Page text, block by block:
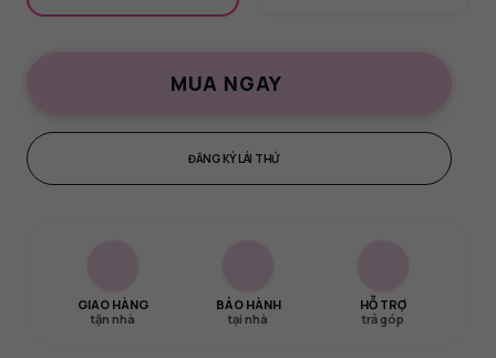
MUA NGAY
ĐĂNG KÝ LÁI THỬ
GIAO HÀNG
tận nhà
BẢO HÀNH
tại nhà
HỖ TRỢ
trả góp